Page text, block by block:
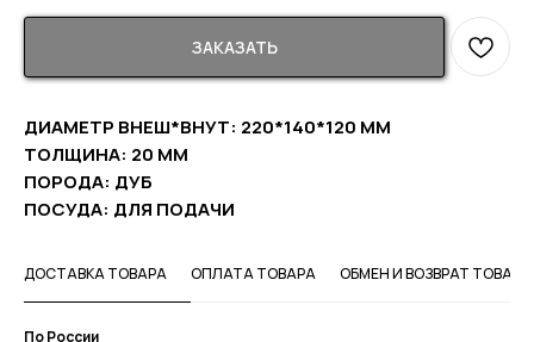
ЗАКАЗАТЬ
ДИАМЕТР ВНЕШ*ВНУТ: 220*140*120 ММ
ТОЛЩИНА: 20 ММ
ПОРОДА: ДУБ
ПОСУДА: ДЛЯ ПОДАЧИ
ДОСТАВКА ТОВАРА ОПЛАТА ТОВАРА ОБМЕН И ВОЗВРАТ ТОВАРА
По России